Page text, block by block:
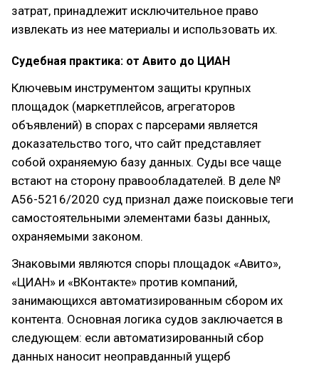
затрат, принадлежит исключительное право
извлекать из нее материалы и использовать их.
Судебная практика: от Авито до ЦИАН
Ключевым инструментом защиты крупных
площадок (маркетплейсов, агрегаторов
объявлений) в спорах с парсерами является
доказательство того, что сайт представляет
собой охраняемую базу данных. Суды все чаще
встают на сторону правообладателей. В деле №
А56-5216/2020 суд признал даже поисковые теги
самостоятельными элементами базы данных,
охраняемыми законом.
Знаковыми являются споры площадок «Авито»,
«ЦИАН» и «ВКонтакте» против компаний,
занимающихся автоматизированным сбором их
контента. Основная логика судов заключается в
следующем: если автоматизированный сбор
данных наносит неоправданный ущерб